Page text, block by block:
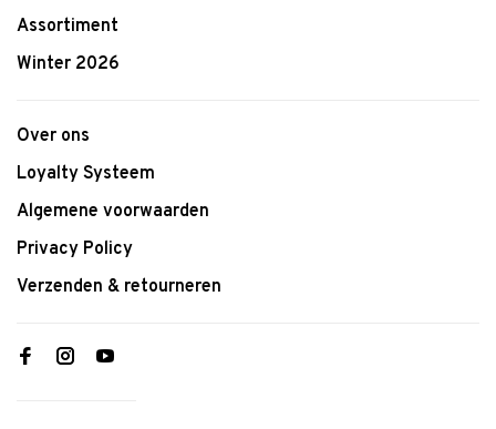
Assortiment
Winter 2026
Over ons
Loyalty Systeem
Algemene voorwaarden
Privacy Policy
Verzenden & retourneren